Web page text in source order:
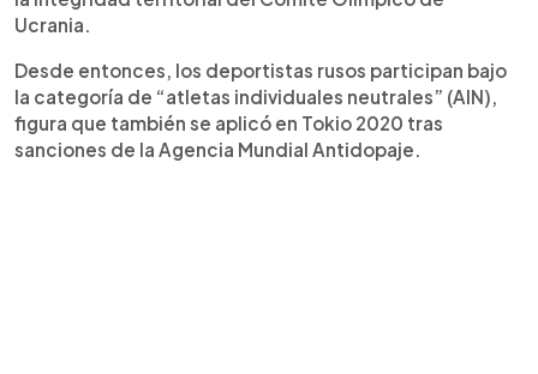
Ucrania.
Desde entonces, los deportistas rusos participan bajo
la categoría de “atletas individuales neutrales” (AIN),
figura que también se aplicó en Tokio 2020 tras
sanciones de la Agencia Mundial Antidopaje.